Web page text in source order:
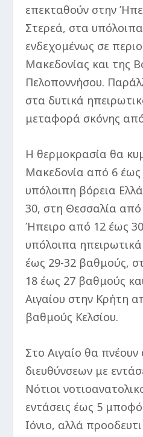
επεκταθούν στην
Στερεά, στα
ενδεχομένως σε
Μακεδονίας και της
Πελοποννήσου.
στα δυτικά
μεταφορά σκόνης
Η θερμοκρασία θα
Μακεδονία από 6
υπόλοιπη βόρεια
30, στη Θεσσαλία
Ήπειρο από 12 έως
υπόλοιπα
έως 29-32 βαθμούς,
18 έως 27 βαθμούς
Αιγαίου στην Κρήτη
βαθμούς Κελσίου.
Στο Αιγαίο θα πνέουν
διευθύνσεων με
Νότιοι
εντάσεις έως 5
Ιόνιο, αλλά